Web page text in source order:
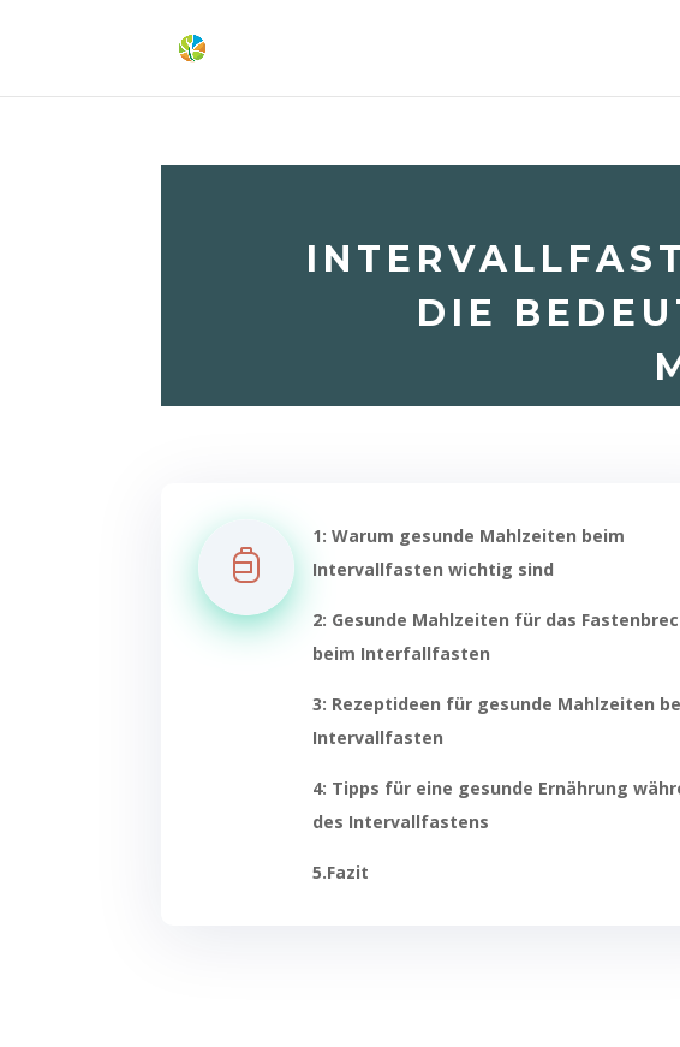
DIE
1: Warum gesunde Mahlzeiten beim
Intervallfasten wichtig sind
2: Gesunde Mahlzeiten für das
beim Interfallfasten
3: Rezeptideen für gesunde Mahlzeiten
Intervallfasten
4: Tipps für eine gesunde Ernährung
des Intervallfastens
5.Fazit